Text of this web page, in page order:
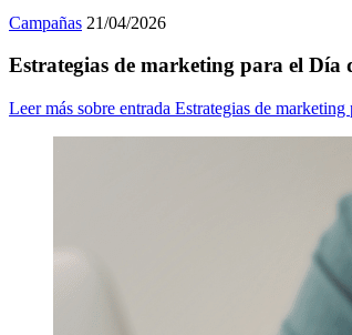
Campañas 21/04/2026
Estrategias de marketing para el
Leer más sobre entrada Estrategias de